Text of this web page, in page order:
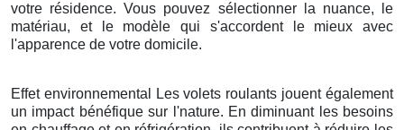
votre résidence. Vous pouvez sélectionner la nuance, le
matériau, et le modèle qui s'accordent le mieux avec
l'apparence de votre domicile.
Effet environnemental Les volets roulants jouent également
un impact bénéfique sur l'nature. En diminuant les besoins